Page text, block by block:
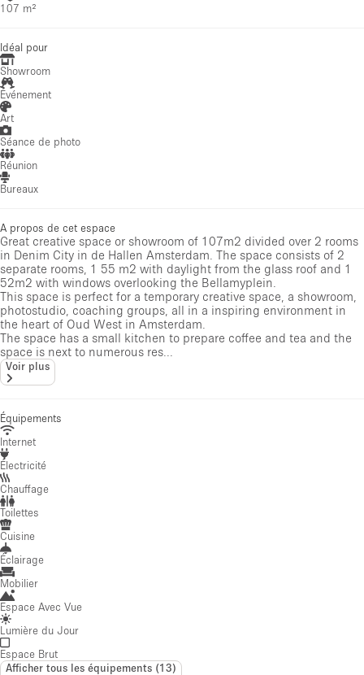
107 m²
Idéal pour
Showroom
Événement
Art
Séance de photo
Réunion
Bureaux
A propos de cet espace
Great creative space or showroom of 107m2 divided over 2 rooms
in Denim City in de Hallen Amsterdam. The space consists of 2
separate rooms, 1 55 m2 with daylight from the glass roof and 1
52m2 with windows overlooking the Bellamyplein.
This space is perfect for a temporary creative space, a showroom,
photostudio, coaching groups, all in a inspiring environment in
the heart of Oud West in Amsterdam.
The space has a small kitchen to prepare coffee and tea and the
space is next to numerous res...
Voir plus
Équipements
Internet
Électricité
Chauffage
Toilettes
Cuisine
Éclairage
Mobilier
Espace Avec Vue
Lumière du Jour
Espace Brut
Afficher tous les équipements (13)